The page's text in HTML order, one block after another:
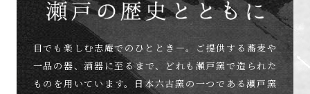
目でも楽しむ志庵でのひととき―。
ご提供する蕎麦や
一品の器、酒器に至るまで、どれも瀬戸窯で造られた
ものを用いています。 日本六古窯の一つである瀬戸窯